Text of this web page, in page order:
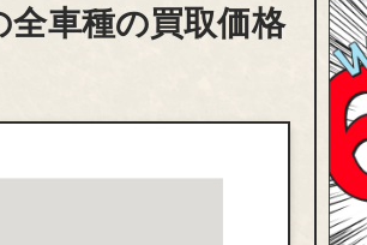
車種の買取価格